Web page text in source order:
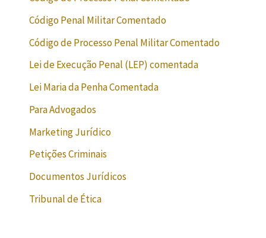
Código Penal Militar Comentado
Código de Processo Penal Militar Comentado
Lei de Execução Penal (LEP) comentada
Lei Maria da Penha Comentada
Para Advogados
Marketing Jurídico
Petições Criminais
Documentos Jurídicos
Tribunal de Ética